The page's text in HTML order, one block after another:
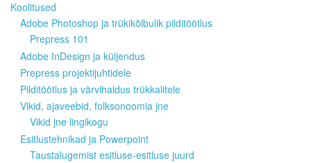
Koolitused
Adobe Photoshop ja trükikõlbulik pilditöötlus
Prepress 101
Adobe InDesign ja küljendus
Prepress projektijuhtidele
Pilditöötlus ja värvihaldus trükkalitele
Vikid, ajaveebid, folksonoomia jne
Vikid jne lingikogu
Esitlustehnikad ja Powerpoint
Taustalugemist esitluse-esitluse juurd